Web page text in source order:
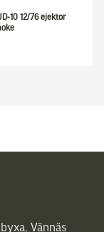
10 12/76 ejektor
Vännäs